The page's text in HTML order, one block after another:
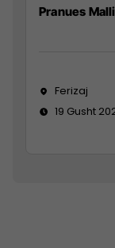
Pranues Malli
Ferizaj
19 Gusht